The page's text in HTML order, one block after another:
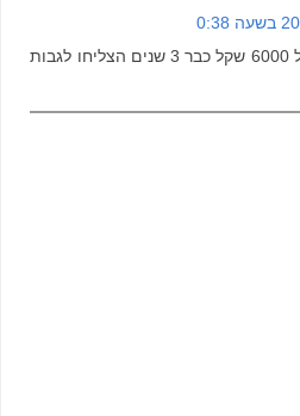
אכן גם אצלי פיגור של 6000 שקל כבר 3 שנים הצליחו לגבות